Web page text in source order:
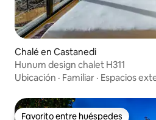
Chalé en Castanedi
Hunum design chalet H311
Ubicación · Familiar · Espacios
Favorito entre huéspedes